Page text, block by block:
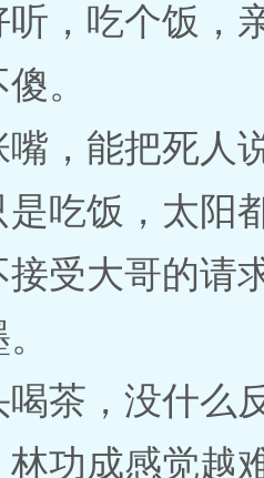
听，吃个饭，
。
，能把死人
是吃饭，太阳
受大哥的请
茶，没什么
林功成感觉越